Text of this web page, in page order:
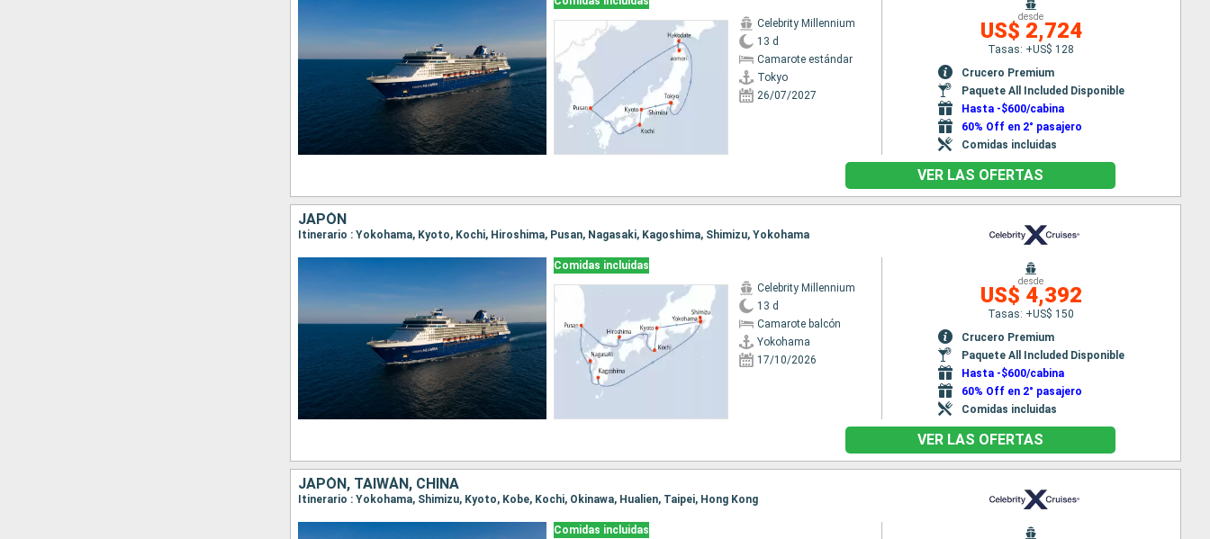
Celebrity Millennium
13 d
Camarote estándar
Tokyo
26/07/2027
desde
US$ 2,724
Tasas: +US$ 128
Crucero Premium
Paquete All Included Disponible
Hasta -$600/cabina
60% Off en 2° pasajero
Comidas incluidas
VER LAS OFERTAS
JAPÓN
Itinerario : Yokohama, Kyoto, Kochi, Hiroshima, Pusan, Nagasaki, Kagoshima, Shimizu, Yokohama
Comidas incluidas
Celebrity Millennium
13 d
Camarote balcón
Yokohama
17/10/2026
desde
US$ 4,392
Tasas: +US$ 150
Crucero Premium
Paquete All Included Disponible
Hasta -$600/cabina
60% Off en 2° pasajero
Comidas incluidas
VER LAS OFERTAS
JAPÓN, TAIWÁN, CHINA
Itinerario : Yokohama, Shimizu, Kyoto, Kobe, Kochi, Okinawa, Hualien, Taipei, Hong Kong
Comidas incluidas